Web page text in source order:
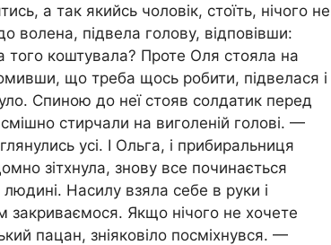
а так якийсь чоловік, стоїть, нічого не
волена, підвела голову, відповівши:
коштувала? Проте Оля стояла на
що треба щось робити, підвелася і
Спиною до неї стояв солдатик перед
стирчали на виголеній голові. —
усі. І Ольга, і прибиральниця
зітхнула, знову все починається
Насилу взяла себе в руки і
Якщо нічого не хочете
пацан, зніяковіло посміхнувся. —